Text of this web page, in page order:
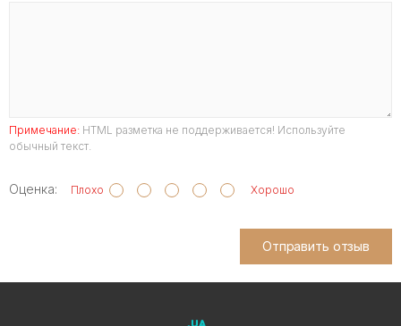
Примечание: HTML разметка не поддерживается! Используйте
обычный текст.
Оценка: Плохо Хорошо
Отправить отзыв